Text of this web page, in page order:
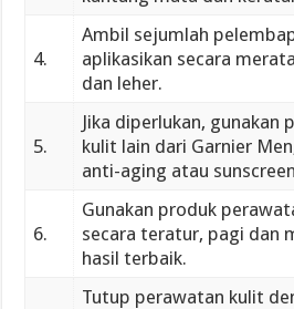
4.
Ambil sejumlah
aplikasikan secara
dan leher.
5.
Jika diperlukan, gunakan
kulit lain dari Garnier
anti-aging atau
6.
Gunakan produk
secara teratur, pagi dan
hasil terbaik.
Tutup perawatan kulit